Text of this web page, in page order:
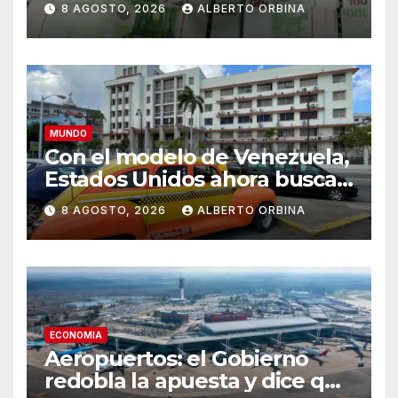
8 AGOSTO, 2026 ALBERTO ORBINA
MUNDO
Con el modelo de Venezuela,
Estados Unidos ahora busca
al próximo líder de Cuba
8 AGOSTO, 2026 ALBERTO ORBINA
ECONOMIA
Aeropuertos: el Gobierno
redobla la apuesta y dice que